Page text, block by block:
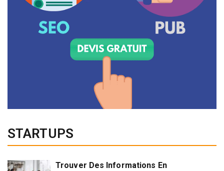
STARTUPS
Trouver Des Informations En